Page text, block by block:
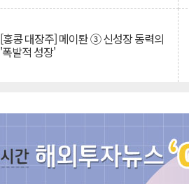
[홍콩 대장주] 메이퇀 ③ 신성장 동력의
'폭발적 성장'